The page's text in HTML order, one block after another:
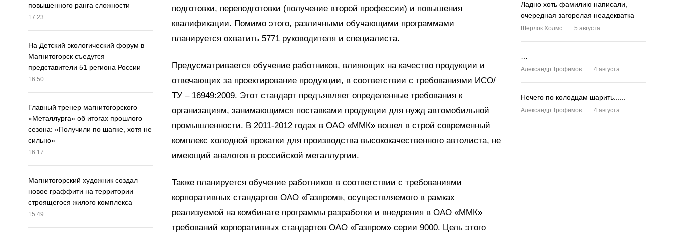
повышенного ранга сложности
17:23
На Детский экологический форум в
Магнитогорск съедутся
представители 51 региона России
16:50
Главный тренер магнитогорского
«Металлурга» об итогах прошлого
сезона: «Получили по шапке, хотя не
сильно»
16:17
Магнитогорский художник создал
новое граффити на территории
строящегося жилого комплекса
15:49
подготовки, переподготовки (получение второй профессии) и повышения
квалификации. Помимо этого, различными обучающими программами
планируется охватить 5771 руководителя и специалиста.
Предусматривается обучение работников, влияющих на качество продукции и
отвечающих за проектирование продукции, в соответствии с требованиями ИСО/
ТУ – 16949:2009. Этот стандарт предъявляет определенные требования к
организациям, занимающимся поставками продукции для нужд автомобильной
промышленности. В 2011-2012 годах в ОАО «ММК» вошел в строй современный
комплекс холодной прокатки для производства высококачественного автолиста, не
имеющий аналогов в российской металлургии.
Также планируется обучение работников в соответствии с требованиями
корпоративных стандартов ОАО «Газпром», осуществляемого в рамках
реализуемой на комбинате программы разработки и внедрения в ОАО «ММК»
требований корпоративных стандартов ОАО «Газпром» серии 9000. Цель этого
Ладно хоть фамилию написали,
очередная загорелая неадекватка
Шерлок Холмс 5 августа
Александр Трофимов 4 августа
Нечего по колодцам шарить......
Александр Трофимов 4 августа